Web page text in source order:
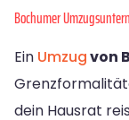
Bochumer
Ein Umzugvon
dein Hausrat